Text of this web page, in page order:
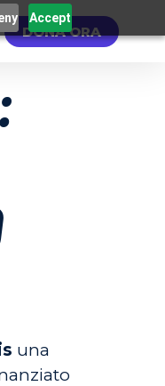
Accept
DONA ORA
una